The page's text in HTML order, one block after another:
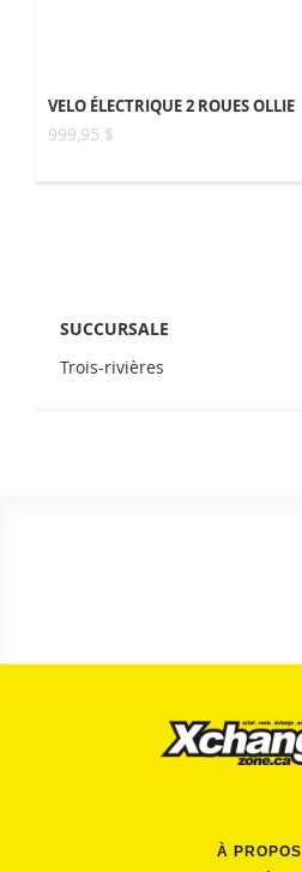
VELO ÉLECTRIQUE 2 ROUES OLLIE
999,95 $
SUCCURSALE
Trois-rivières
À PROPOS